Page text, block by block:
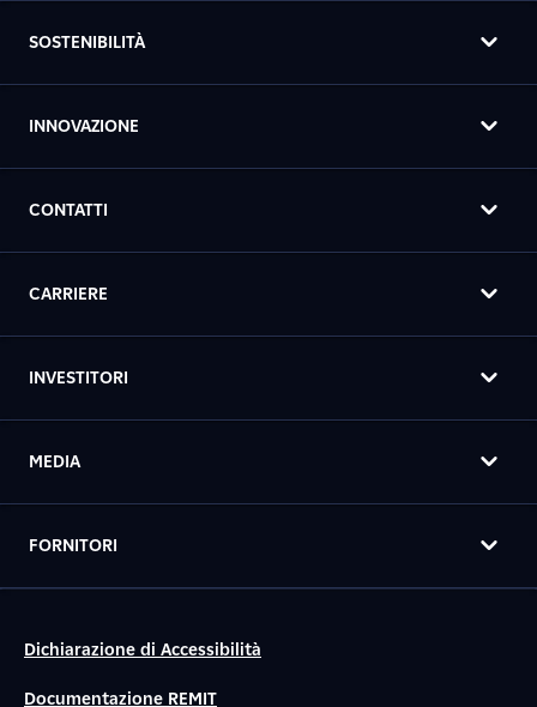
SOSTENIBILITÀ
INNOVAZIONE
CONTATTI
CARRIERE
INVESTITORI
MEDIA
FORNITORI
Dichiarazione di Accessibilità
Documentazione REMIT